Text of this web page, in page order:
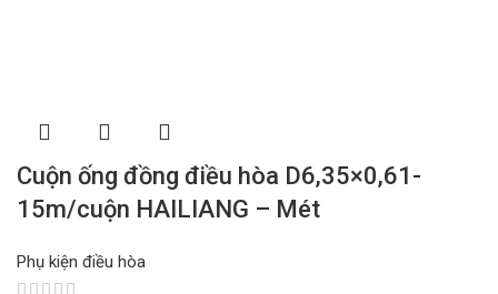
Cuộn ống đồng điều hòa D6,35×0,61-
15m/cuộn HAILIANG – Mét
Phụ kiện điều hòa